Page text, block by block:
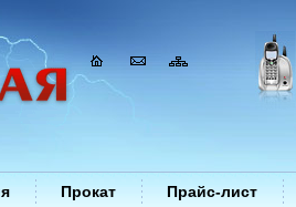
Прокат Прайс-лист